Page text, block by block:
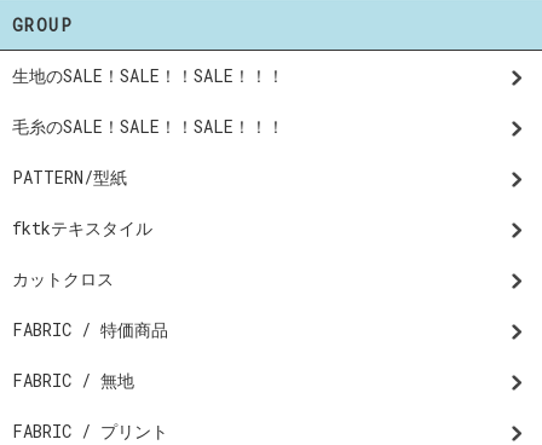
GROUP
生地のSALE！SALE！！SALE！！！
毛糸のSALE！SALE！！SALE！！！
PATTERN/型紙
fktkテキスタイル
カットクロス
FABRIC / 特価商品
FABRIC / 無地
FABRIC / プリント